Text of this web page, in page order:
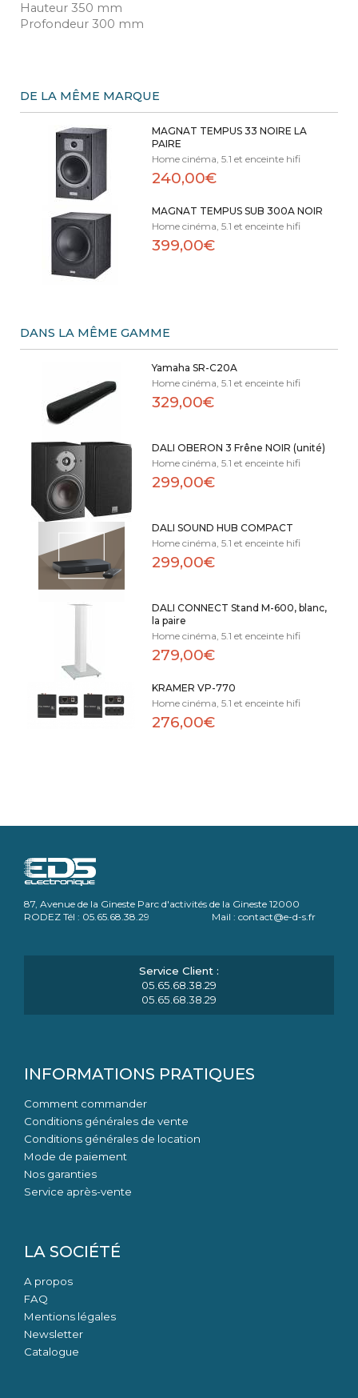
Hauteur 350 mm
Profondeur 300 mm
DE LA MÊME MARQUE
MAGNAT TEMPUS 33 NOIRE LA
PAIRE
Home cinéma, 5.1 et enceinte hifi
240,00€
MAGNAT TEMPUS SUB 300A NOIR
Home cinéma, 5.1 et enceinte hifi
399,00€
DANS LA MÊME GAMME
Yamaha SR-C20A
Home cinéma, 5.1 et enceinte hifi
329,00€
DALI OBERON 3 Frêne NOIR (unité)
Home cinéma, 5.1 et enceinte hifi
299,00€
DALI SOUND HUB COMPACT
Home cinéma, 5.1 et enceinte hifi
299,00€
DALI CONNECT Stand M-600, blanc,
la paire
Home cinéma, 5.1 et enceinte hifi
279,00€
KRAMER VP-770
Home cinéma, 5.1 et enceinte hifi
276,00€
87, Avenue de la Gineste Parc d'activités de la Gineste 12000
RODEZ Tél : 05.65.68.38.29 Mail : contact@e-d-s.fr
05.65.68.38.29
05.65.68.38.29
INFORMATIONS PRATIQUES
Comment commander
Conditions générales de vente
Conditions générales de location
Mode de paiement
Nos garanties
Service après-vente
LA SOCIÉTÉ
A propos
FAQ
Mentions légales
Newsletter
Catalogue